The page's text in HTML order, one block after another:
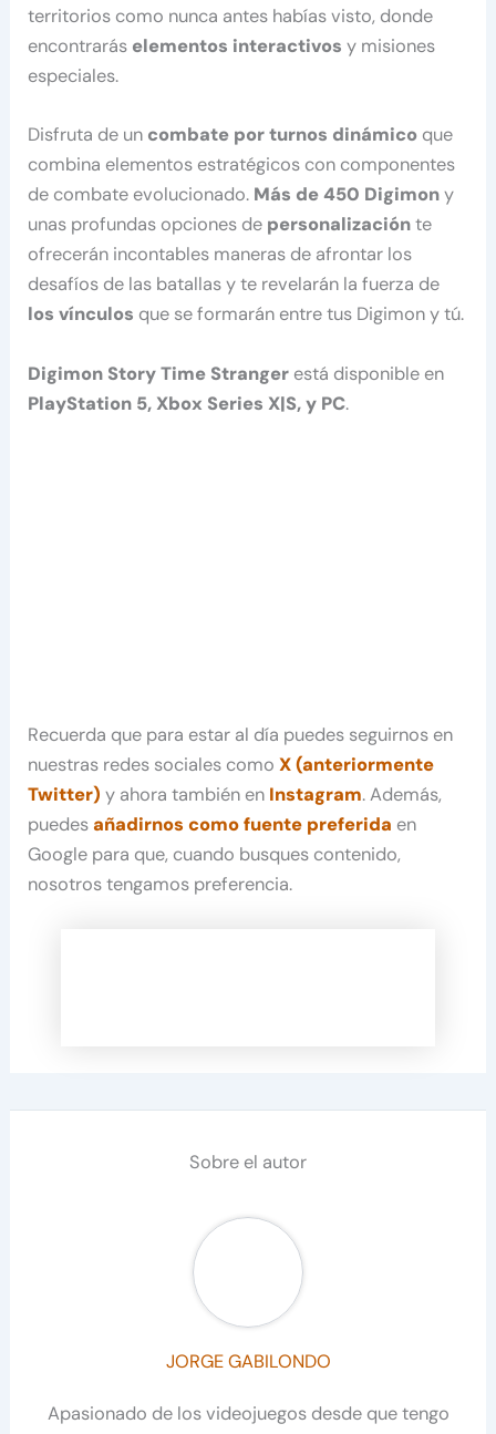
territorios como nunca antes habías visto, donde
encontrarás elementos interactivos y misiones
especiales.
Disfruta de un combate por turnos dinámico que
combina elementos estratégicos con componentes
de combate evolucionado. Más de 450 Digimony
unas profundas opciones de personalizaciónte
ofrecerán incontables maneras de afrontar los
desafíos de las batallas y te revelarán la fuerza de
los vínculos que se formarán entre tus Digimon y tú.
Digimon Story Time Stranger está disponible en
PlayStation 5, Xbox Series X|S, y PC.
Recuerda que para estar al día puedes seguirnos en
nuestras redes sociales comoX (anteriormente
Twitter) y ahora también en Instagram. Además,
puedesañadirnos como fuente preferida en
Google para que, cuando busques contenido,
nosotros tengamos preferencia.
Sobre el autor
JORGE GABILONDO
Apasionado de los videojuegos desde que tengo